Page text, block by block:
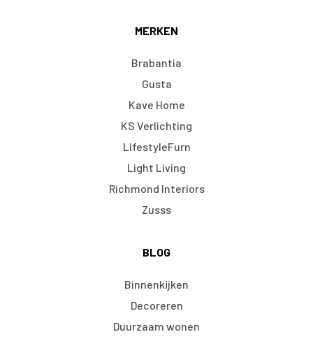
MERKEN
Brabantia
Gusta
Kave Home
KS Verlichting
LifestyleFurn
Light Living
Richmond Interiors
Zusss
BLOG
Binnenkijken
Decoreren
Duurzaam wonen